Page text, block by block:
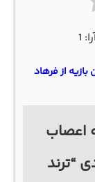
1
از فرهاد
اعصاب
“ترند